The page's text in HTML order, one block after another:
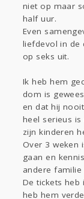
niet op maar
half uur.
Even
liefdevol in de
op seks uit.
Ik heb hem
dom is
en dat hij
heel serieus
zijn kinderen
Over 3 weken
gaan en
andere
De tickets heb
heb hem